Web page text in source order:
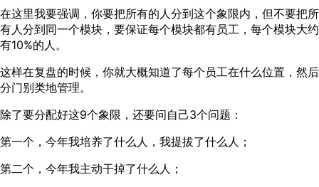
在这里我要强调，你要把所有的人分到这个象限内，但不要把所
有人分到同一个模块，要保证每个模块都有员工，每个模块大约
有10%的人。
这样在复盘的时候，你就大概知道了每个员工在什么位置，然后
分门别类地管理。
除了要分配好这9个象限，还要问自己3个问题：
第一个，今年我培养了什么人，我提拔了什么人；
第二个，今年我主动干掉了什么人；